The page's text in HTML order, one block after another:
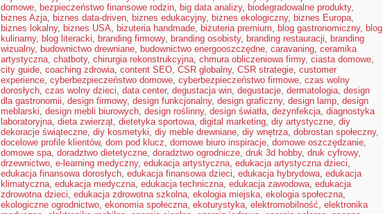
domowe, bezpieczeństwo finansowe rodzin, big data analizy, biodegradowalne produkty,
biznes Azja, biznes data-driven, biznes edukacyjny, biznes ekologiczny, biznes Europa,
biznes lokalny, biznes USA, bizuteria handmade, biżuteria premium, blog gastronomiczny, blog
kulinarny, blog literacki, branding firmowy, branding osobisty, branding restauracji, branding
wizualny, budownictwo drewniane, budownictwo energooszczędne, caravaning, ceramika
artystyczna, chatboty, chirurgia rekonstrukcyjna, chmura obliczeniowa firmy, ciasta domowe,
city guide, coaching zdrowia, content SEO, CSR globalny, CSR strategie, customer
experience, cyberbezpieczeństwo domowe, cyberbezpieczeństwo firmowe, czas wolny
dorosłych, czas wolny dzieci, data center, degustacja win, degustacje, dermatologia, design
dla gastronomii, design firmowy, design funkcjonalny, design graficzny, design lamp, design
meblarski, design mebli biurowych, design roślinny, design światła, dezynfekcja, diagnostyka
laboratoryjna, dieta zwierząt, dietetyka sportowa, digital marketing, diy artystyczne, diy
dekoracje świąteczne, diy kosmetyki, diy meble drewniane, diy wnętrza, dobrostan społeczny,
docelowe profile klientów, dom pod klucz, domowe biuro inspiracje, domowe oszczędzanie,
domowe spa, doradztwo dietetyczne, doradztwo ogrodnicze, druk 3d hobby, druk cyfrowy,
drzewnictwo, e-learning medyczny, edukacja artystyczna, edukacja artystyczna dzieci,
edukacja finansowa dorosłych, edukacja finansowa dzieci, edukacja hybrydowa, edukacja
klimatyczna, edukacja medyczna, edukacja techniczna, edukacja zawodowa, edukacja
zdrowotna dzieci, edukacja zdrowotna szkolna, ekologia miejska, ekologia społeczna,
ekologiczne ogrodnictwo, ekonomia społeczna, ekoturystyka, elektromobilność, elektronika